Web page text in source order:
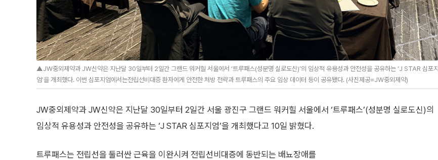
▲JW중외제약과 JW신약은 지난달 30일부터 2일간 그랜드 워커힐 서울에서 ‘트루패스(성분명 실로도신)’의 임상적 유용성과 안전성을 공유하는 ‘J STAR 심포지
엄’을 개최했다. 이번 심포지엄에서는전립선비대증 환자에게 안전한 처방 전략과 트루패스의 주요 임상 데이터 등이 공유됐다. (사진제공=JW중외제약)
JW중외제약과 JW신약은 지난달 30일부터 2일간 서울 광진구 그랜드 워커힐 서울에서 ‘트루패스’(성분명 실로도신)의
임상적 유용성과 안전성을 공유하는 ‘J STAR 심포지엄’을 개최했다고 10일 밝혔다.
트루패스는 전립선을 둘러싼 근육을 이완시켜 전립선비대증에 동반되는 배뇨장애를